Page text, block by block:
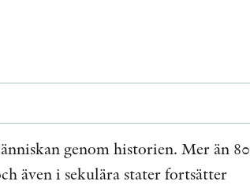
genom historien. Mer än 80
även i sekulära stater fortsätter